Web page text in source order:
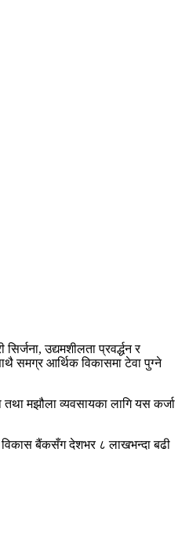
उद्यमशीलता प्रवर्द्धन र
समग्र आर्थिक विकासमा टेवा पुग्ने
मझौला व्यवसायका लागि यस कर्जा
विकास बैंकसँग देशभर ८ लाखभन्दा बढी